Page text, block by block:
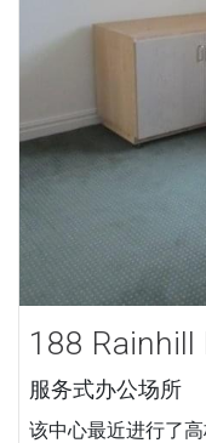
188 Rainhill
服务式办公场所
该中心最近进行了